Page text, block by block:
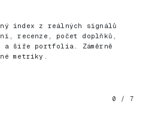
index z reálných signálů
recenze, počet doplňků,
a šíře portfolia. Záměrně
metriky.
0 / 7